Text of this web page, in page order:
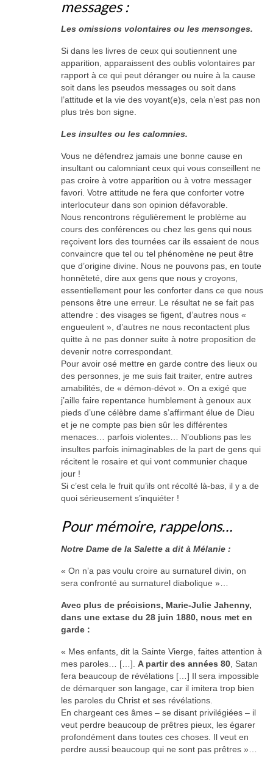
messages :
Les omissions volontaires ou les mensonges.
Si dans les livres de ceux qui soutiennent une
apparition, apparaissent des oublis volontaires par
rapport à ce qui peut déranger ou nuire à la cause
soit dans les pseudos messages ou soit dans
l’attitude et la vie des voyant(e)s, cela n’est pas non
plus très bon signe.
Les insultes ou les calomnies.
Vous ne défendrez jamais une bonne cause en
insultant ou calomniant ceux qui vous conseillent ne
pas croire à votre apparition ou à votre messager
favori. Votre attitude ne fera que conforter votre
interlocuteur dans son opinion défavorable.
Nous rencontrons régulièrement le problème au
cours des conférences ou chez les gens qui nous
reçoivent lors des tournées car ils essaient de nous
convaincre que tel ou tel phénomène ne peut être
que d’origine divine. Nous ne pouvons pas, en toute
honnêteté, dire aux gens que nous y croyons,
essentiellement pour les conforter dans ce que nous
pensons être une erreur. Le résultat ne se fait pas
attendre : des visages se figent, d’autres nous «
engueulent », d’autres ne nous recontactent plus
quitte à ne pas donner suite à notre proposition de
devenir notre correspondant.
Pour avoir osé mettre en garde contre des lieux ou
des personnes, je me suis fait traiter, entre autres
amabilités, de « démon-dévot ». On a exigé que
j’aille faire repentance humblement à genoux aux
pieds d’une célèbre dame s’affirmant élue de Dieu
et je ne compte pas bien sûr les différentes
menaces… parfois violentes… N’oublions pas les
insultes parfois inimaginables de la part de gens qui
récitent le rosaire et qui vont communier chaque
jour !
Si c’est cela le fruit qu’ils ont récolté là-bas, il y a de
quoi sérieusement s’inquiéter !
Pour mémoire, rappelons…
Notre Dame de la Salette a dit à Mélanie :
« On n’a pas voulu croire au surnaturel divin, on
sera confronté au surnaturel diabolique »…
Avec plus de précisions, Marie-Julie Jahenny,
dans une extase du 28 juin 1880, nous met en
garde :
« Mes enfants, dit la Sainte Vierge, faites attention à
mes paroles… […]. A partir des années 80 , Satan
fera beaucoup de révélations […] Il sera impossible
de démarquer son langage, car il imitera trop bien
les paroles du Christ et ses révélations.
En chargeant ces âmes – se disant privilégiées – il
veut perdre beaucoup de prêtres pieux, les égarer
profondément dans toutes ces choses. Il veut en
perdre aussi beaucoup qui ne sont pas prêtres »…